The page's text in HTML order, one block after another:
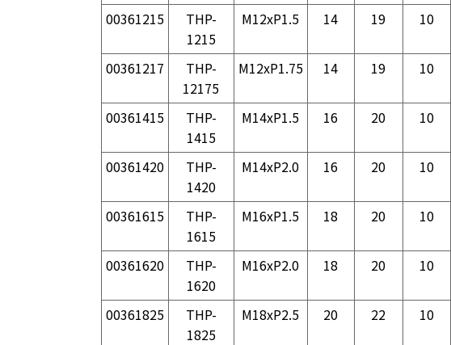
00361215
THP-
1215
M12xP1.5 14 19 10
00361217
THP-
12175
M12xP1.75 14 19 10
00361415
THP-
1415
M14xP1.5 16 20 10
00361420
THP-
1420
M14xP2.0 16 20 10
00361615
THP-
1615
M16xP1.5 18 20 10
00361620
THP-
1620
M16xP2.0 18 20 10
00361825
THP-
1825
M18xP2.5 20 22 10